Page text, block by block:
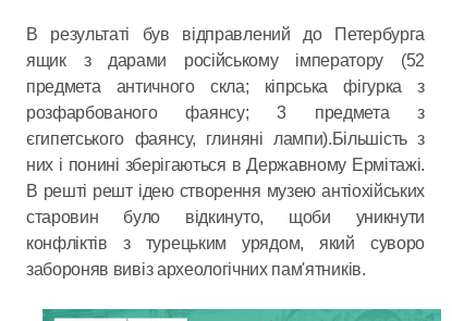
В результаті був відправлений до Петербурга
ящик з дарами російському імператору (52
предмета античного скла; кіпрська фігурка з
розфарбованого фаянсу; 3 предмета з
єгипетського фаянсу, глиняні лампи).Більшість з
них і понині зберігаються в Державному Ермітажі.
В решті решт ідею створення музею антіохійських
старовин було відкинуто, щоби уникнути
конфліктів з турецьким урядом, який суворо
забороняв вивіз археологічних пам'ятників.